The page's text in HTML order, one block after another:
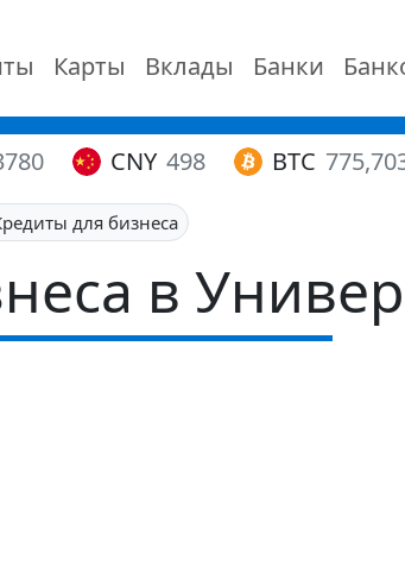
Карты Вклады Банки
CNY 498 BTC
для бизнеса
в